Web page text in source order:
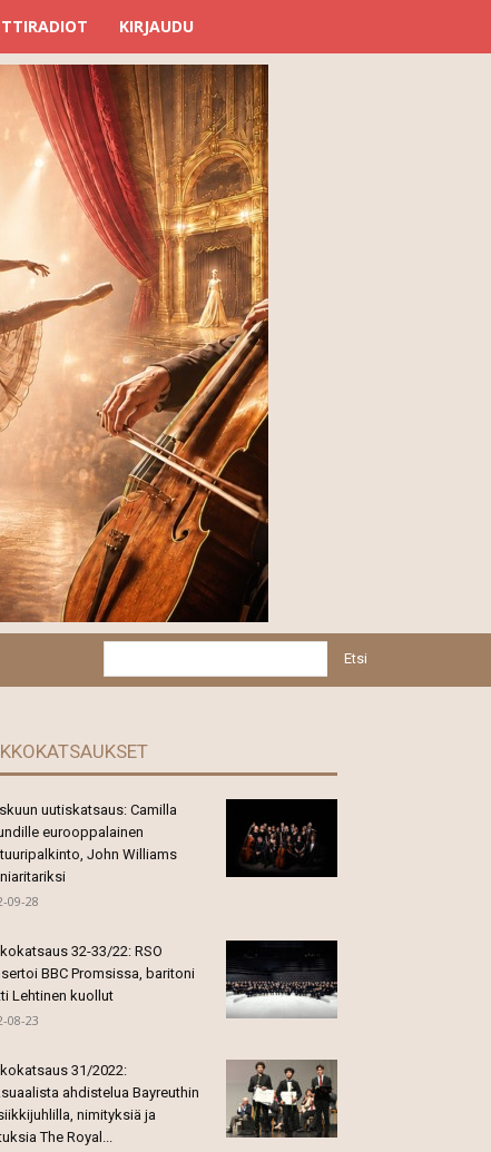
KIRJAUDU
Etsi
uutiskatsaus: Camilla
eurooppalainen
John Williams
09-28
32-33/22: RSO
BBC Promsissa, baritoni
Lehtinen kuollut
08-23
31/2022:
ahdistelua Bayreuthin
nimityksiä ja
The Royal...